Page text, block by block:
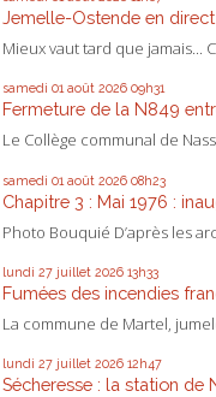
Jemelle-Ostende en direct
Mieux vaut tard que jamais...
samedi 01 août 2026 09h31
Fermeture de la N849
Le Collège communal de
samedi 01 août 2026 08h23
Chapitre 3 : Mai 1976 :
Photo Bouquié D’après les
lundi 27 juillet 2026 13h33
Fumées des incendies
La commune de Martel,
lundi 27 juillet 2026 12h47
Sécheresse : la station de